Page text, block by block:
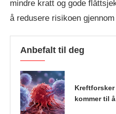
mindre kratt og gode
å redusere risikoen
Anbefalt til deg
kommer til